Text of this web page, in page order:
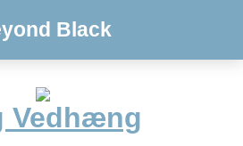
Black
Vedhæng